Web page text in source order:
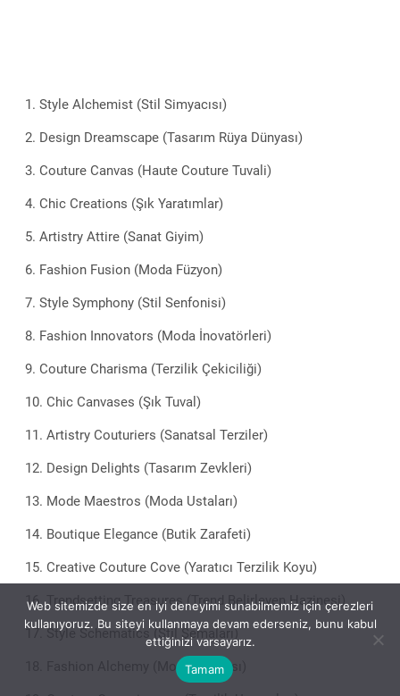
Style Alchemist (Stil Simyacısı)
Design Dreamscape (Tasarım Rüya Dünyası)
Couture Canvas (Haute Couture Tuvali)
Chic Creations (Şık Yaratımlar)
Artistry Attire (Sanat Giyim)
Fashion Fusion (Moda Füzyon)
Style Symphony (Stil Senfonisi)
Fashion Innovators (Moda İnovatörleri)
Couture Charisma (Terzilik Çekiciliği)
Chic Canvases (Şık Tuval)
Artistry Couturiers (Sanatsal Terziler)
Design Delights (Tasarım Zevkleri)
Mode Maestros (Moda Ustaları)
Boutique Elegance (Butik Zarafeti)
Creative Couture Cove (Yaratıcı Terzilik Koyu)
Trendsetting Treasures (Trend Belirleyen Hazinesi)
Style Schematics (Stil Şemaları)
Fashion Alchemy (Moda Simyası)
Web sitemizde size en iyi deneyimi sunabilmemiz için çerezleri
kullanıyoruz. Bu siteyi kullanmaya devam ederseniz, bunu kabul
ettiğinizi varsayarız.
Tamam